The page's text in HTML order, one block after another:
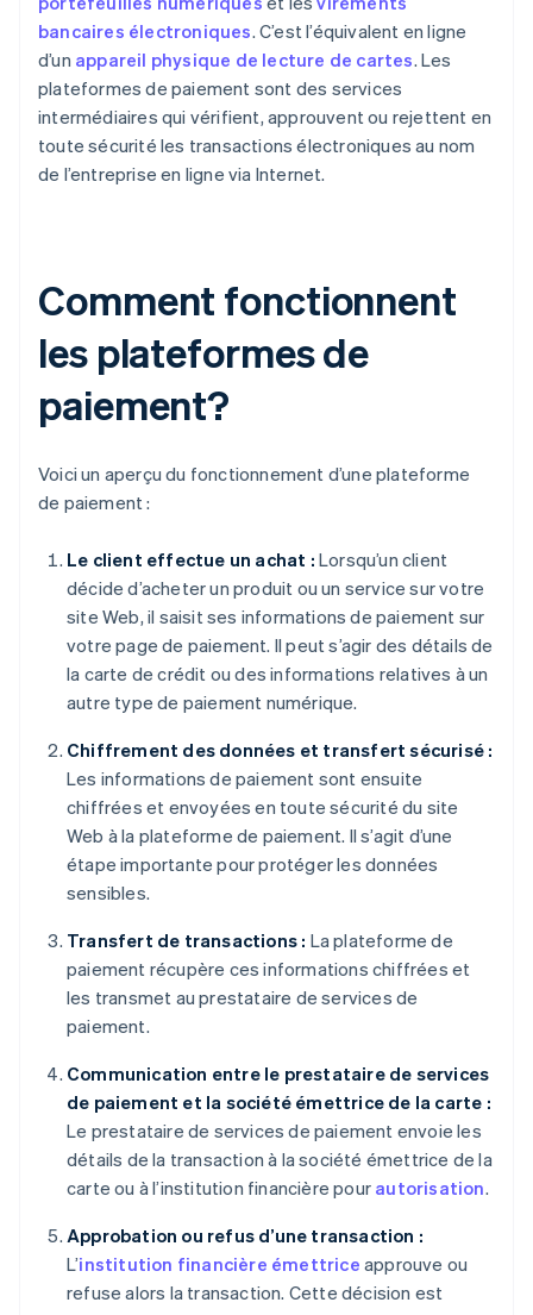
bancaires électroniques. C’est l’équivalent en ligne
d’un appareil physique de lecture de cartes. Les
plateformes de paiement sont des services
intermédiaires qui vérifient, approuvent ou rejettent en
toute sécurité les transactions électroniques au nom
de l’entreprise en ligne via Internet.
Comment fonctionnent
les plateformes de
paiement?
Voici un aperçu du fonctionnement d’une plateforme
de paiement :
Le client effectue un achat : Lorsqu’un client
décide d’acheter un produit ou un service sur votre
site Web, il saisit ses informations de paiement sur
votre page de paiement. Il peut s’agir des détails de
la carte de crédit ou des informations relatives à un
autre type de paiement numérique.
Chiffrement des données et transfert sécurisé :
Les informations de paiement sont ensuite
chiffrées et envoyées en toute sécurité du site
Web à la plateforme de paiement. Il s’agit d’une
étape importante pour protéger les données
sensibles.
Transfert de transactions : La plateforme de
paiement récupère ces informations chiffrées et
les transmet au prestataire de services de
paiement.
Communication entre le prestataire de services
de paiement et la société émettrice de la carte :
Le prestataire de services de paiement envoie les
détails de la transaction à la société émettrice de la
carte ou à l’institution financière pour autorisation.
Approbation ou refus d’une transaction :
L’institution financière émettrice approuve ou
refuse alors la transaction. Cette décision est